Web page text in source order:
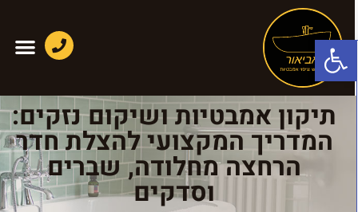
פתח סרגל נגישות
תיקון אמבטיות ושיקום נזקים:
המדריך המקצועי להצלת חדר
הרחצה מחלודה, שברים
וסדקים